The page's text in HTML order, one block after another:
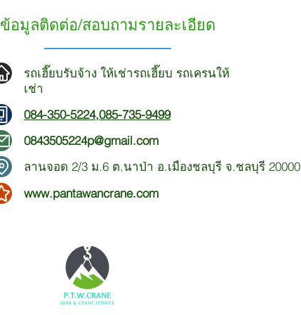
ข้อมูลติดต่อ/สอบถามรายละเอียด
รถเฮี๊ยบรับจ้าง ให้เช่ารถเฮี๊ยบ รถเครนให้
เช่า
084-350-5224,085-735-9499
0843505224p@gmail.com
ลานจอด 2/3 ม.6 ต.นาป่า อ.เมืองชลบุรี จ.ชลบุรี 20000
www.pantawancrane.com